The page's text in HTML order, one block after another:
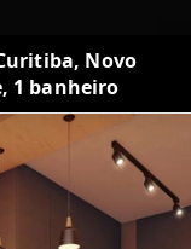
Novo
1 banheiro